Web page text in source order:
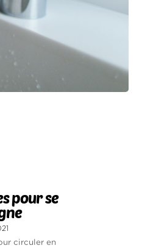
pour se
circuler en